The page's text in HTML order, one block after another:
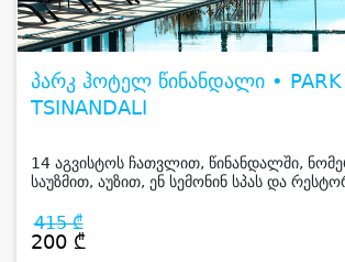
პარკ ჰოტელ წინანდალი • PARK
TSINANDALI
14 აგვისტოს ჩათვლით, წინანდალში,
საუზმით, აუზით, ენ სემონინ სპას და
415 ₾
200 ₾